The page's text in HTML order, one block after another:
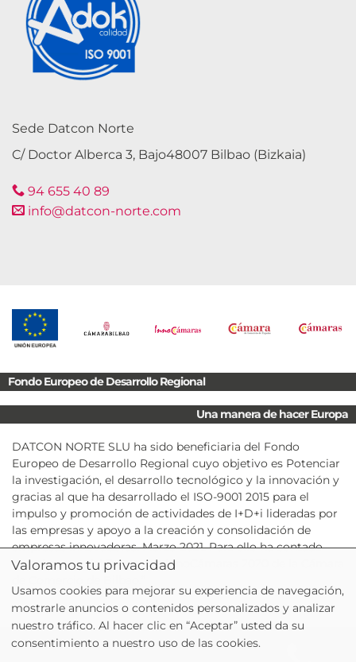
Sede Datcon Norte
C/ Doctor Alberca 3, Bajo48007 Bilbao (Bizkaia)
94 655 40 89
info@datcon-norte.com
Fondo Europeo de Desarrollo Regional
Una manera de hacer Europa
DATCON NORTE SLU ha sido beneficiaria del Fondo
Europeo de Desarrollo Regional cuyo objetivo es Potenciar
la investigación, el desarrollo tecnológico y la innovación y
gracias al que ha desarrollado el ISO-9001 2015 para el
impulso y promoción de actividades de I+D+i lideradas por
las empresas y apoyo a la creación y consolidación de
empresas innovadoras. Marzo 2021. Para ello ha contado
con el apoyo del Programa InnoCámaras 2020 de la Cámara
Aviso legal|Política de privacidad|Política de Cookies
Valoramos tu privacidad
Usamos cookies para mejorar su experiencia de navegación,
mostrarle anuncios o contenidos personalizados y analizar
nuestro tráfico. Al hacer clic en “Aceptar” usted da su
consentimiento a nuestro uso de las cookies.